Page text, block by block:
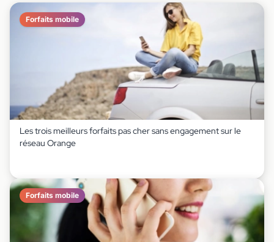
Forfaits mobile
Les trois meilleurs forfaits pas cher sans engagement sur le
réseau Orange
Forfaits mobile